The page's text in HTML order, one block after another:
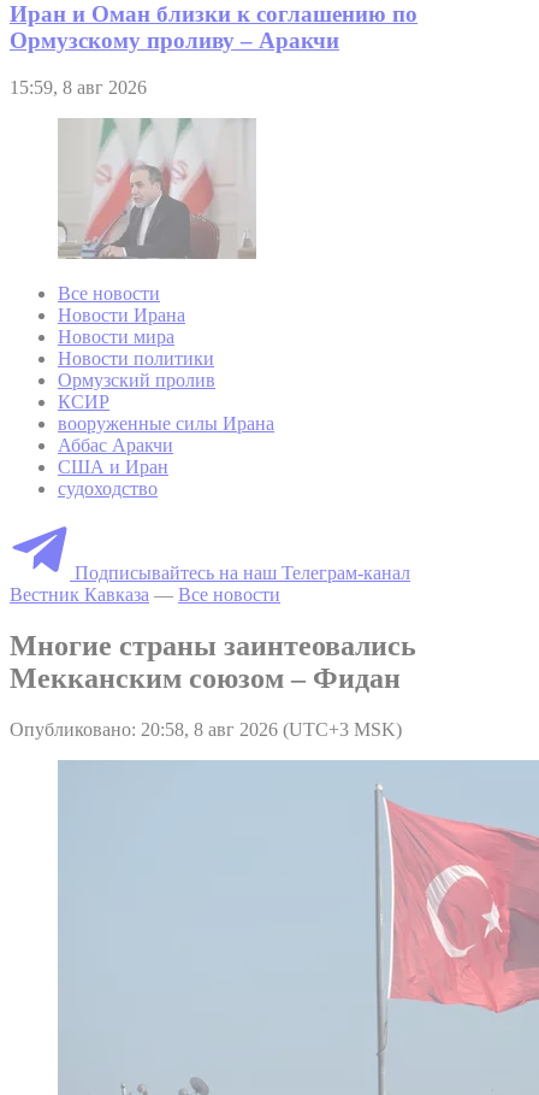
Иран и Оман близки к соглашению по
Ормузскому проливу – Аракчи
15:59, 8 авг 2026
Все новости
Новости Ирана
Новости мира
Новости политики
Ормузский пролив
КСИР
вооруженные силы Ирана
Аббас Аракчи
США и Иран
судоходство
Подписывайтесь на наш Телеграм-канал
Вестник Кавказа — Все новости
Многие страны заинтеовались
Мекканским союзом – Фидан
Опубликовано: 20:58, 8 авг 2026 (UTC+3 MSK)